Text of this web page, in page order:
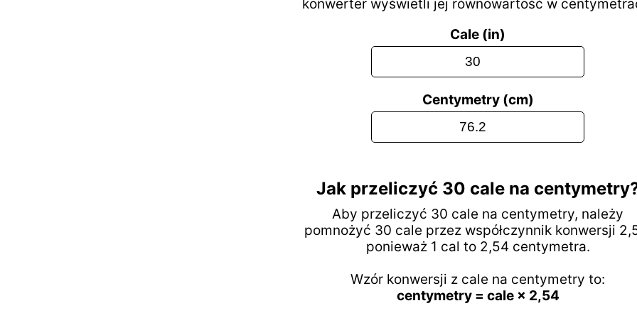
konwerter wyświetli jej równowartość w
Cale (in)
Centymetry (cm)
Jak przeliczyć 30 cale na
Aby przeliczyć 30 cale na centymetry, należy
pomnożyć 30 cale przez współczynnik konwersji
ponieważ 1 cal to 2,54 centymetra.
Wzór konwersji z cale na centymetry to:
centymetry = cale × 2,54